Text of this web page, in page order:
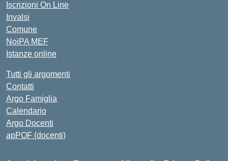
Iscrizioni On Line
Invalsi
Comune
NoiPA MEF
Istanze online
Tutti gli argomenti
Contatti
Argo Famiglia
Calendario
Argo Docenti
apPOF (docenti)